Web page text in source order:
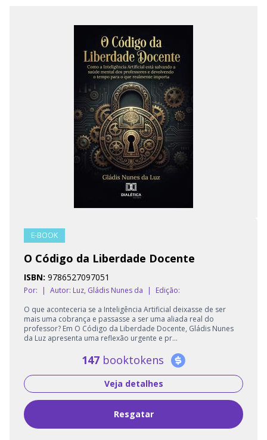
E-BOOK
O Código da Liberdade Docente
ISBN: 9786527097051
Por: | Autor: Luz, Gládis Nunes da |
Edição:
O que aconteceria se a Inteligência Artificial deixasse de ser
mais uma cobrança e passasse a ser uma aliada real do
professor? Em O Código da Liberdade Docente, Gládis Nunes
da Luz apresenta uma reflexão urgente e pr...
147 booktokens
Veja detalhes
Resgatar